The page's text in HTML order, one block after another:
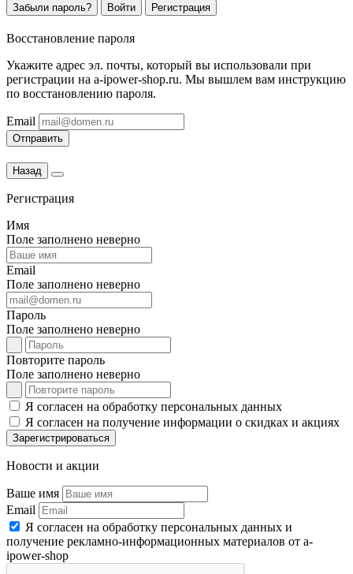
Забыли пароль? Войти Регистрация
Восстановление пароля
Укажите адрес эл. почты, который вы использовали при
регистрации на a-ipower-shop.ru. Мы вышлем вам инструкцию
по восстановлению пароля.
Email
Отправить
Назад
Регистрация
Имя
Поле заполнено неверно
Email
Поле заполнено неверно
Пароль
Поле заполнено неверно
Повторите пароль
Поле заполнено неверно
Я согласен на обработку персональных данных
Я согласен на получение информации о скидках и акциях
Зарегистрироваться
Новости и акции
Ваше имя
Email
Я согласен на обработку персональных данных и
получение рекламно-информационных материалов от a-
ipower-shop